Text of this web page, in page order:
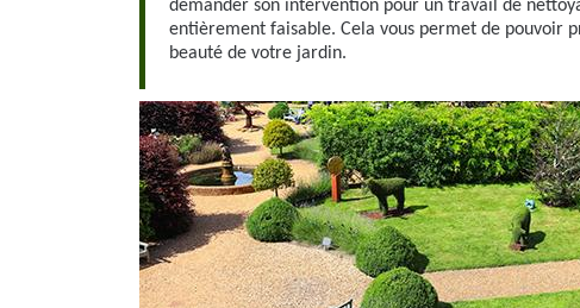
demander son intervention pour un travail de
entièrement faisable. Cela vous permet de pouvoir
beauté de votre jardin.